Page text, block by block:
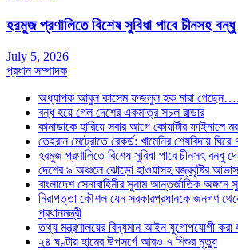
হরমুজ প্রণালিতে বিশেষ সুবিধা পাবে চীনসহ
July 5, 2026
প্রধান সম্পাদক
অধ্যাপক আবুল কাসেম ফজলুল হক মারা গেছেন….
বন্ধ হয়ে গেল দেশের একমাত্র সচল রাডার
কানাডাকে হারিয়ে সবার আগে কোয়ার্টার ফাইনালে
তেহরান মেট্রোতে রেকর্ড: খামেনির শেষবিদায় ঘিরে
হরমুজ প্রণালিতে বিশেষ সুবিধা পাবে চীনসহ বন্ধু
দেশের ৯ অঞ্চলে ঝোড়ো হাওয়াসহ বজ্রবৃষ্টির আভাস
বাংলাদেশ সেনাবাহিনীর সুনাম আন্তর্জাতিক অঙ্গনে
নিরাপত্তা কৌশল যেন সরকারপ্রধানকে জনগণ
প্রধানমন্ত্রী
তথ্য মন্ত্রণালয়ের বিদ্যমান আইন যুগোপযোগী করা
২৪ ঘণ্টায় হামের উপসর্গে আরও ৭ শিশুর মৃত্যু